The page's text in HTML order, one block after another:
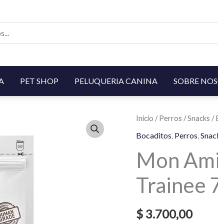
PET SHOP PELUQUERIA CANINA SOBRE
Inicio /Perros /Snacks /
Bocaditos Perros
Mon
Trainee
$ 3.700,00